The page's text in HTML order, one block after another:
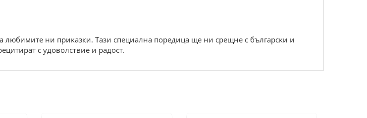
ни приказки. Тази специална поредица ще ни срещне с български и
с удоволствие и радост.